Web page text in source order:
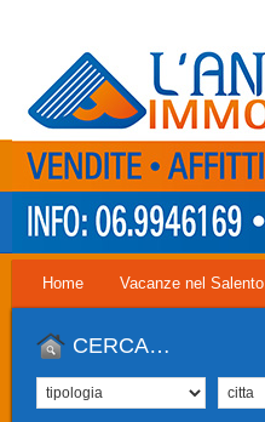
Home Vacanze nel Salento
CERCA…